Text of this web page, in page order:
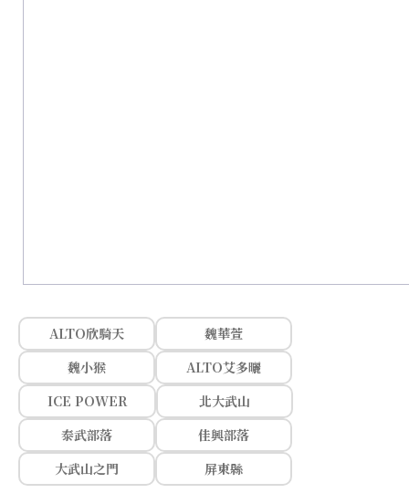
ALTO欣騎天
魏華萱
魏小猴
ALTO艾多曬
ICE POWER
北大武山
泰武部落
佳興部落
大武山之門
屏東縣